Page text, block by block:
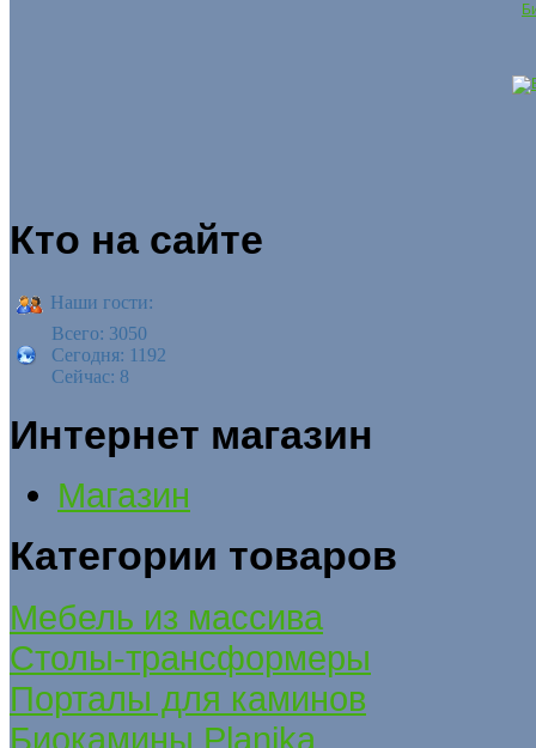
Кто на сайте
Наши гости:
Всего: 3050
Сегодня: 1192
Сейчас: 8
Интернет магазин
Магазин
Категории товаров
Мебель из массива
Столы-трансформеры
Порталы для каминов
Биокамины Planika